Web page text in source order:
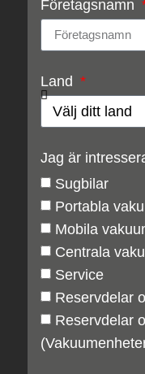
Företagsnamn
Land
Jag är
Sugbilar
Portabla
Mobila
Centrala
Service
Reservdelar
Reservdelar